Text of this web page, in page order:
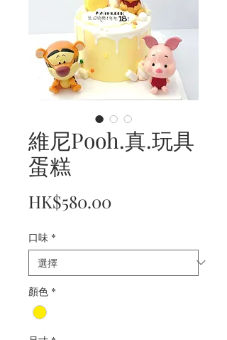
維尼Pooh.真.玩具
蛋糕
HK$580.00
口味 *
顏色 *